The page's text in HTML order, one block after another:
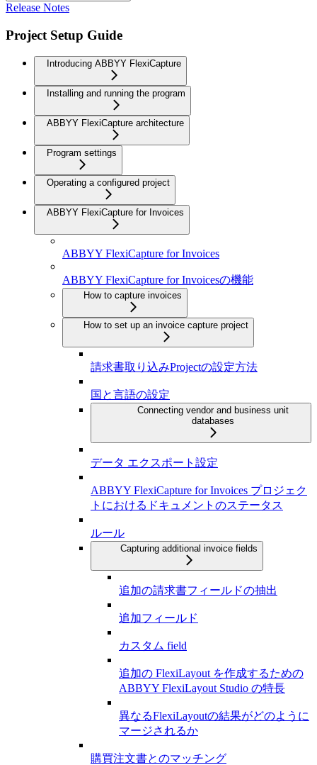
Release Notes
Project Setup Guide
Introducing ABBYY FlexiCapture
Installing and running the program
ABBYY FlexiCapture architecture
Program settings
Operating a configured project
ABBYY FlexiCapture for Invoices
ABBYY FlexiCapture for Invoices
ABBYY FlexiCapture for Invoicesの機能
How to capture invoices
How to set up an invoice capture project
請求書取り込みProjectの設定方法
国と言語の設定
Connecting vendor and business unit
databases
データ エクスポート設定
ABBYY FlexiCapture for Invoices プロジェク
トにおけるドキュメントのステータス
ルール
Capturing additional invoice fields
追加の請求書フィールドの抽出
追加フィールド
カスタム field
追加の FlexiLayout を作成するための
ABBYY FlexiLayout Studio の特長
異なるFlexiLayoutの結果がどのように
マージされるか
購買注文書とのマッチング